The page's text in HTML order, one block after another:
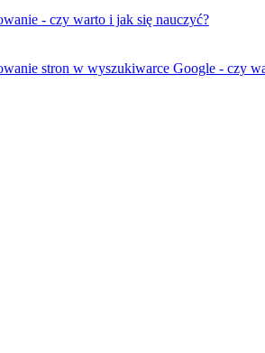
- czy warto i jak się nauczyć?
stron w wyszukiwarce Google - czy